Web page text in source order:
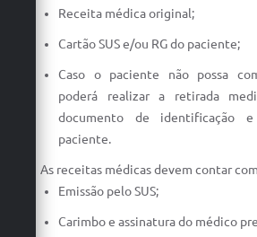
Receita médica original;
Cartão SUS e/ou RG do paciente;
Caso o paciente não possa
poderá realizar a retirada
documento de identificação
paciente.
As receitas médicas devem contar
Emissão pelo SUS;
Carimbo e assinatura do médico